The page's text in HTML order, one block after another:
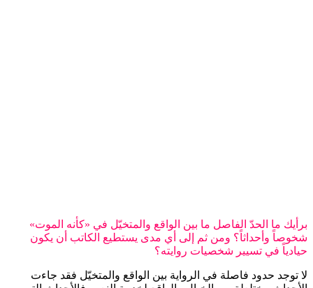
برأيك ما الحدّ الفاصل ما بين الواقع والمتخيّل في «كأنه الموت»
شخوصاً وأحداثاً؟ ومن ثم إلى أي مدى يستطيع الكاتب أن يكون
حيادياً في تسيير شخصيات روايته؟
لا توجد حدود فاصلة في الرواية بين الواقع والمتخيّل فقد جاءت